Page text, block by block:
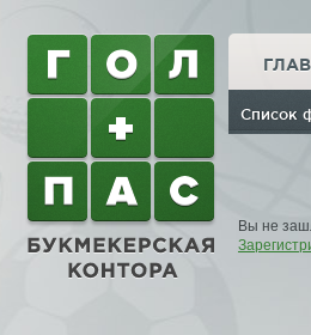
Список
Вы не